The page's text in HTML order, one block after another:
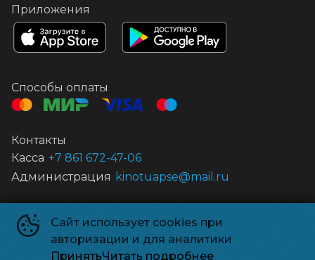
Сайт использует cookies при
авторизации и для аналитики
ПринятьЧитать подробнее
Приложения
Способы оплаты
Контакты
Касса +7 861 672-47-06
Администрация kinotuapse@mail.ru
Муниципальное автономное учреждение культуры «Центр кино
и досуга «Россия»© 1959- 2026
Powered byp24.app